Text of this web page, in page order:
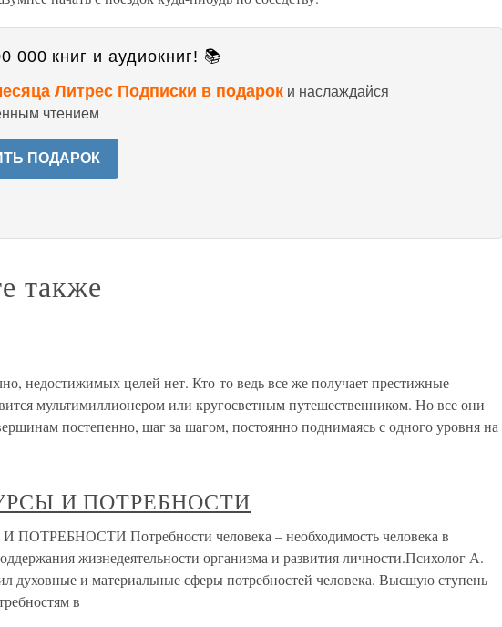
000 книг и аудиокниг! 📚
Литрес Подписки в подарок и наслаждайся
чтением
ПОДАРОК
также
недостижимых целей нет. Кто-то ведь все же получает престижные
мультимиллионером или кругосветным путешественником. Но все они
постепенно, шаг за шагом, постоянно поднимаясь с одного уровня на
И ПОТРЕБНОСТИ
Потребности человека – необходимость человека в
жизнедеятельности организма и развития личности.Психолог А.
духовные и материальные сферы потребностей человека. Высшую ступень
в